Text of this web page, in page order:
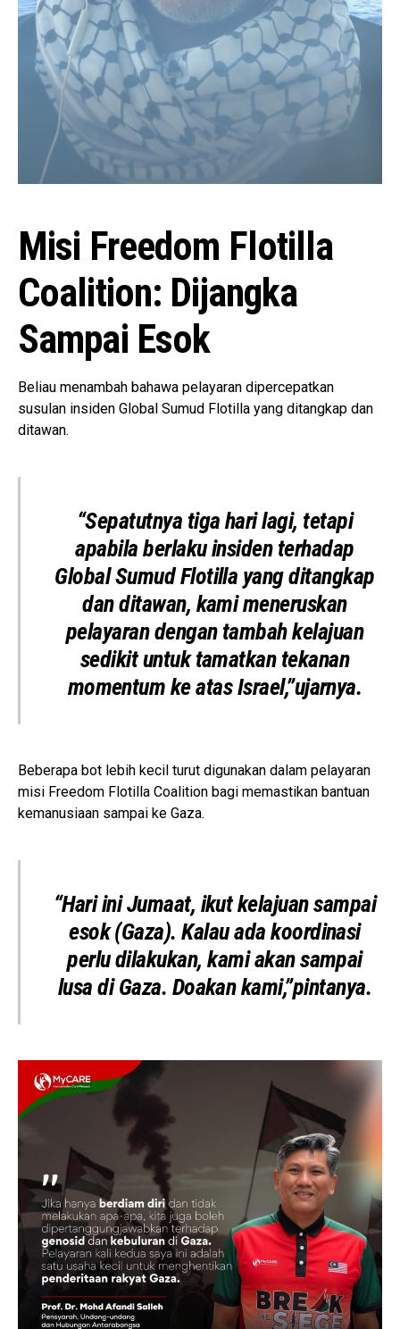
Misi Freedom Flotilla
Coalition: Dijangka
Sampai Esok
Beliau menambah bahawa pelayaran dipercepatkan
susulan insiden Global Sumud Flotilla yang ditangkap dan
ditawan.
“Sepatutnya tiga hari lagi, tetapi
apabila berlaku insiden terhadap
Global Sumud Flotilla yang ditangkap
dan ditawan, kami meneruskan
pelayaran dengan tambah kelajuan
sedikit untuk tamatkan tekanan
momentum ke atas Israel,”ujarnya.
Beberapa bot lebih kecil turut digunakan dalam pelayaran
misi Freedom Flotilla Coalition bagi memastikan bantuan
kemanusiaan sampai ke Gaza.
“Hari ini Jumaat, ikut kelajuan sampai
esok (Gaza). Kalau ada koordinasi
perlu dilakukan, kami akan sampai
lusa di Gaza. Doakan kami,”pintanya.